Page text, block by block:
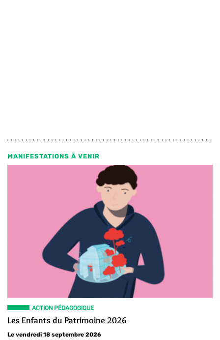
MANIFESTATIONS À VENIR
ACTION PÉDAGOGIQUE
Les Enfants du Patrimoine 2026
Le vendredi 18 septembre 2026